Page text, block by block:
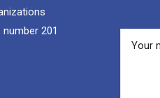
201